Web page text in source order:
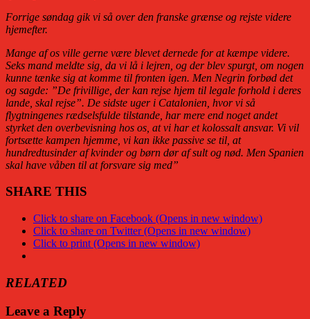
Forrige søndag gik vi så over den franske grænse og rejste videre
hjemefter.
Mange af os ville gerne være blevet dernede for at kæmpe videre.
Seks mand meldte sig, da vi lå i lejren, og der blev spurgt, om nogen
kunne tænke sig at komme til fronten igen. Men Negrin forbød det
og sagde: ”De frivillige, der kan rejse hjem til legale forhold i deres
lande, skal rejse”. De sidste uger i Catalonien, hvor vi så
flygtningenes rædselsfulde tilstande, har mere end noget andet
styrket den overbevisning hos os, at vi har et kolossalt ansvar. Vi vil
fortsætte kampen hjemme, vi kan ikke passive se til, at
hundredtusinder af kvinder og børn dør af sult og nød. Men Spanien
skal have våben til at forsvare sig med”
SHARE THIS
Click to share on Facebook (Opens in new window)
Click to share on Twitter (Opens in new window)
Click to print (Opens in new window)
RELATED
Leave a Reply